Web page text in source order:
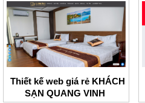
Thiết kế web giá rẻ KHÁCH
SẠN QUANG VINH